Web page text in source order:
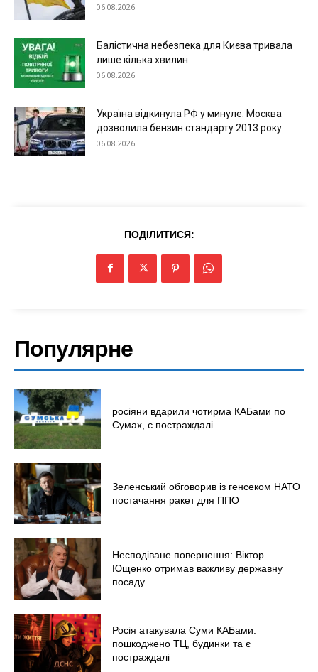
06.08.2026
Балістична небезпека для Києва тривала
лише кілька хвилин
06.08.2026
Україна відкинула РФ у минуле: Москва
дозволила бензин стандарту 2013 року
06.08.2026
ПОДІЛИТИСЯ:
Популярне
росіяни вдарили чотирма КАБами по
Сумах, є постраждалі
Зеленський обговорив із генсеком НАТО
постачання ракет для ППО
Несподіване повернення: Віктор
Ющенко отримав важливу державну
посаду
Росія атакувала Суми КАБами:
пошкоджено ТЦ, будинки та є
постраждалі